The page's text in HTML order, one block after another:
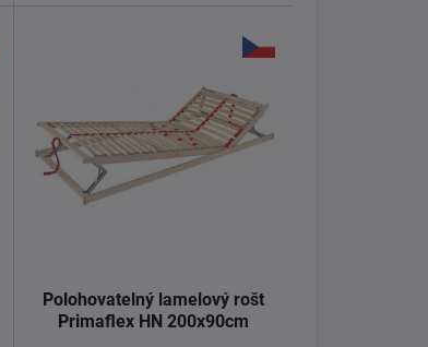
Polohovatelný lamelový rošt
Primaflex HN 200x90cm